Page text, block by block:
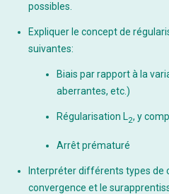
possibles.
Expliquer le concept de
suivantes:
Biais par rapport à la
aberrantes, etc.)
Régularisation L2, y
Arrêt prématuré
Interpréter différents types de
convergence et le